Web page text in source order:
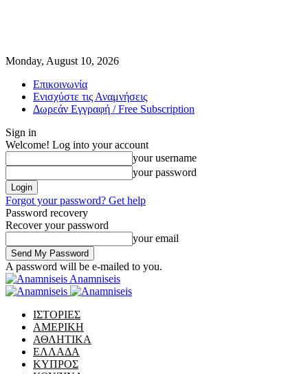
Monday, August 10, 2026
Επικοινωνία
Ενισχύστε τις Αναμνήσεις
Δωρεάν Εγγραφή / Free Subscription
Sign in
Welcome! Log into your account
your username
your password
Forgot your password? Get help
Password recovery
Recover your password
your email
A password will be e-mailed to you.
Anamniseis
ΙΣΤΟΡΙΕΣ
ΑΜΕΡΙΚΗ
ΑΘΛΗΤΙΚΑ
ΕΛΛΑΔΑ
ΚΥΠΡΟΣ